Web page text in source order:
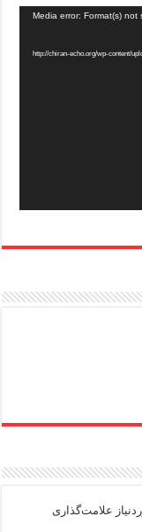
Media error: Format(s)
علامت‌گذاری